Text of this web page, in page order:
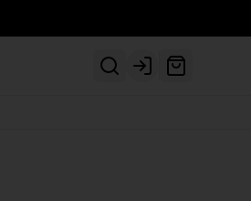
Login